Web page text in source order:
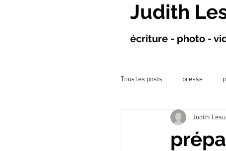
Judith
écriture - photo -
Tous les posts presse
projet à l&#39;hôpital
Judith